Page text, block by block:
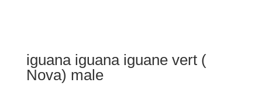
iguana iguana iguane vert (
Nova) male